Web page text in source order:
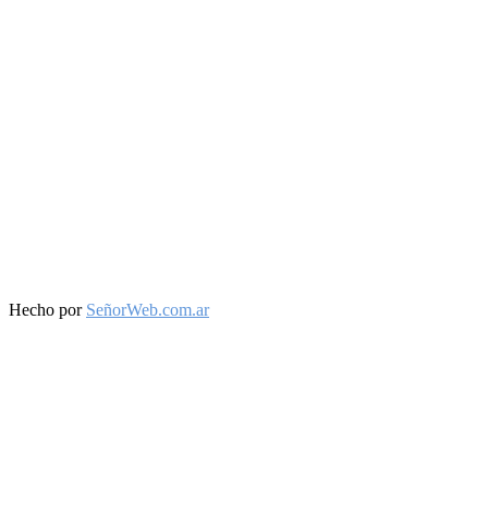
Facebook
Twitter
Instagram
Youtube
Hecho por SeñorWeb.com.ar